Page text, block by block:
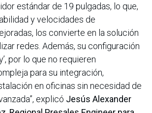
estándar de 19 pulgadas, lo que,
y velocidades de
los convierte en la solución
redes. Además, su configuración
por lo que no requieren
para su integración,
en oficinas sin necesidad de
explicó Jesús Alexander